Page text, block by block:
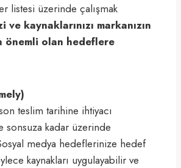
listesi üzerinde çalışmak
ve kaynaklarınızı markanızın
önemli olan hedeflere
teslim tarihine ihtiyacı
sonsuza kadar üzerinde
medya hedeflerinize hedef
kaynakları uygulayabilir ve